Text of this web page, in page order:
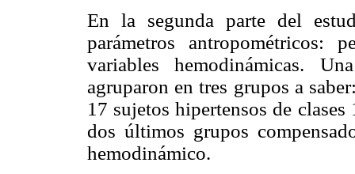
En la segunda parte del
parámetros
variables hemodinámicas.
agruparon en tres grupos a
17 sujetos hipertensos de
dos últimos grupos
hemodinámico.